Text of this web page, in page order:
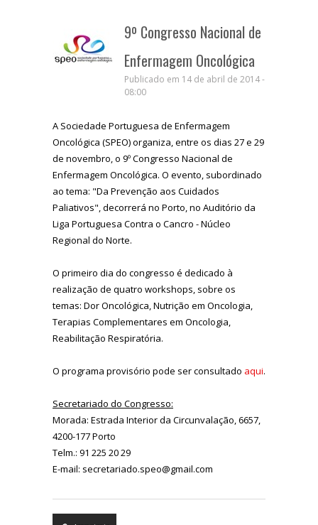
9º Congresso Nacional de
Enfermagem Oncológica
Publicado em 14 de abril de 2014 -
08:00
A Sociedade Portuguesa de Enfermagem
Oncológica (SPEO) organiza, entre os dias 27 e 29
de novembro, o 9º Congresso Nacional de
Enfermagem Oncológica. O evento, subordinado
ao tema: "Da Prevenção aos Cuidados
Paliativos", decorrerá no Porto, no Auditório da
Liga Portuguesa Contra o Cancro - Núcleo
Regional do Norte.
O primeiro dia do congresso é dedicado à
realização de quatro workshops, sobre os
temas: Dor Oncológica, Nutrição em Oncologia,
Terapias Complementares em Oncologia,
Reabilitação Respiratória.
O programa provisório pode ser consultado aqui.
Secretariado do Congresso:
Morada: Estrada Interior da Circunvalação, 6657,
4200-177 Porto
Telm.: 91 225 20 29
E-mail: secretariado.speo@gmail.com